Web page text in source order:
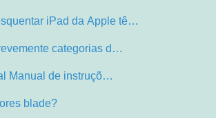
iPad da Apple tê…
categorias d…
Manual de instruçõ…
blade?